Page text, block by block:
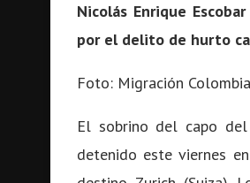
Nicolás Enrique
por el delito de hurto
Foto: Migración Colombia
El sobrino del capo
detenido este viernes